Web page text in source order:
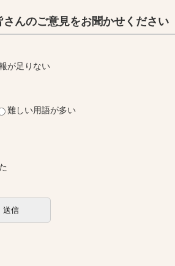
んのご意見をお聞かせください
が足りない
難しい用語が多い